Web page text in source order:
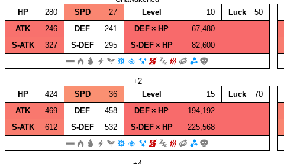
HP
280 SPD 27 Level 10 Luck
50
ATK
246 DEF 241 DEF × HP
67,480
S‑ATK
327 S‑DEF 295 S‑DEF × HP 82,600
+2
HP
424 SPD 36 Level 15 Luck
70
ATK
469 DEF 458 DEF × HP
194,192
S‑ATK
612 S‑DEF 532 S‑DEF × HP 225,568